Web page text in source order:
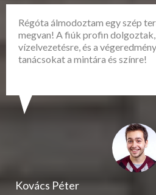
Régóta álmodoztam egy szép
megvan! A fiúk profin
vízelvezetésre, és a
tanácsokat a mintára és színre!
Kovács Péter